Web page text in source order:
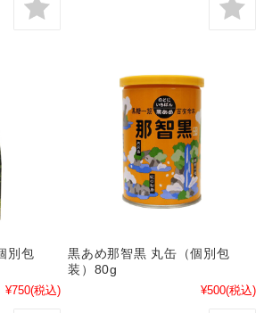
別包
¥750(税込)
黒あめ那智黒 丸缶（個別包
装）80g
¥500(税込)